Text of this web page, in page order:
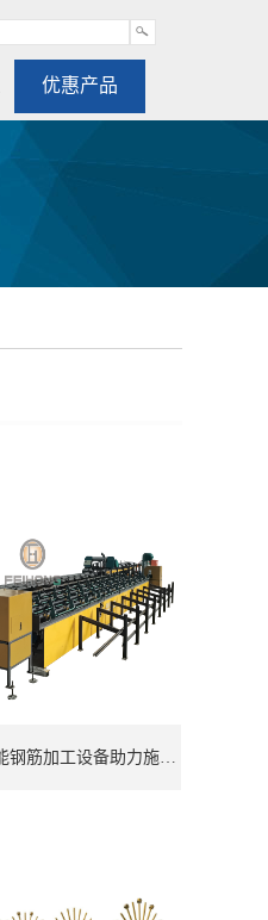
优惠产品
飞宏2套智能钢筋加工设备助力施工项目建设